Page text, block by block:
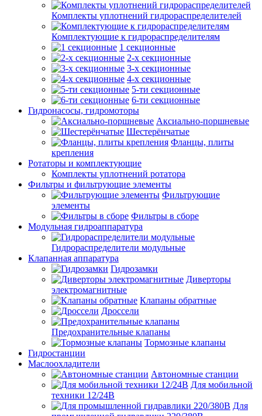
Комплекты уплотнений гидрораспределителей
Комплектующие к гидрораспределителям
1 секционные
2-х секционные
3-х секционные
4-х секционные
5-ти секционные
6-ти секционные
Гидронасосы, гидромоторы
Аксиально-поршневые
Шестерёнчатые
Фланцы, плиты
крепления
Ротаторы и комплектующие
Комплекты уплотнений ротатора
Фильтры и фильтрующие элементы
Фильтрующие
элементы
Фильтры в сборе
Модульная гидроаппаратура
Гидрораспределители модульные
Клапанная аппаратура
Гидрозамки
Диверторы
электромагнитные
Клапаны обратные
Дроссели
Предохранительные клапаны
Тормозные клапаны
Гидростанции
Маслоохладители
Автономные станции
Для мобильной
техники 12/24В
Для